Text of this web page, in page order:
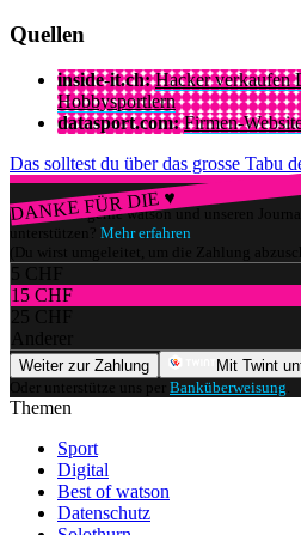
Quellen
inside-it.ch: Hacker verkaufen
Hobbysportlern
datasport.com: Firmen-
Das solltest du über das grosse Tabu
DANKE FÜR DIE ♥
Würdest du gerne watson und unseren
unterstützen? Mehr erfahren
(Du wirst umgeleitet, um die Zahlung
5 CHF
15 CHF
25 CHF
Anderer
Weiter zur Zahlung
Mit Twint
Oder unterstütze uns per Banküberweisung
Themen
Sport
Digital
Best of watson
Datenschutz